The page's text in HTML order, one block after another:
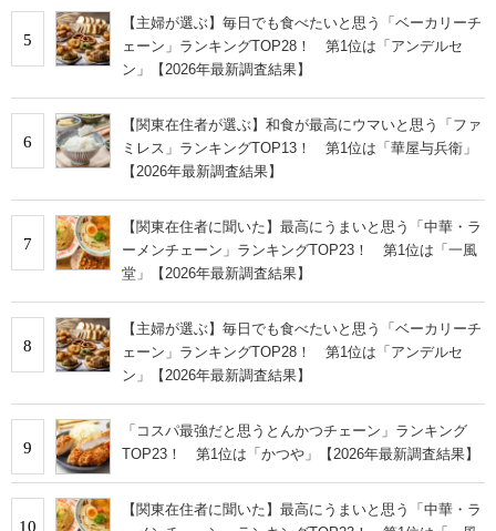
5
【主婦が選ぶ】毎日でも食べたいと思う「ベーカリーチ
ェーン」ランキングTOP28！ 第1位は「アンデルセ
ン」【2026年最新調査結果】
6
【関東在住者が選ぶ】和食が最高にウマいと思う「ファ
ミレス」ランキングTOP13！ 第1位は「華屋与兵衛」
【2026年最新調査結果】
7
【関東在住者に聞いた】最高にうまいと思う「中華・ラ
ーメンチェーン」ランキングTOP23！ 第1位は「一風
堂」【2026年最新調査結果】
8
【主婦が選ぶ】毎日でも食べたいと思う「ベーカリーチ
ェーン」ランキングTOP28！ 第1位は「アンデルセ
ン」【2026年最新調査結果】
9
「コスパ最強だと思うとんかつチェーン」ランキング
TOP23！ 第1位は「かつや」【2026年最新調査結果】
10
【関東在住者に聞いた】最高にうまいと思う「中華・ラ